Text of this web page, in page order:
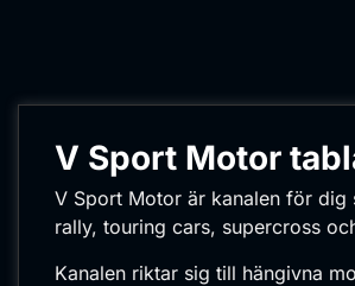
V Sport Motor
V Sport Motor är kanalen för
rally, touring cars, supercross
Kanalen riktar sig till hängivna